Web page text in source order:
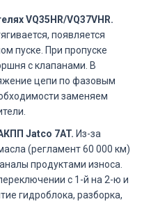
VQ35HR/VQ37VHR.
появляется
пуске. При пропуске
с клапанами. В
цепи по фазовым
заменяем
Jatco 7AT. Из-за
(регламент 60 000 км)
продуктами износа.
с 1-й на 2-ю и
гидроблока, разборка,